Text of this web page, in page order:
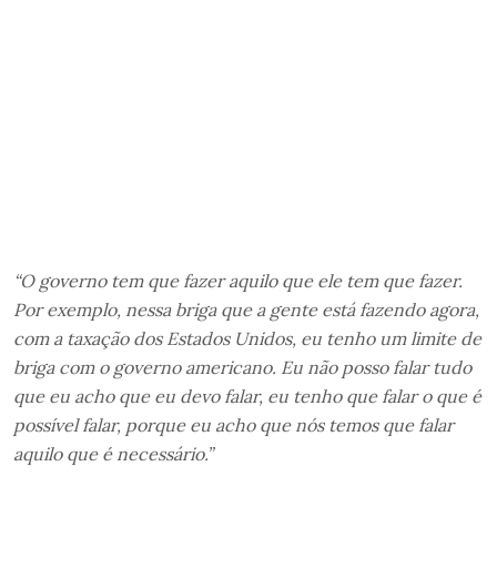
“O governo tem que fazer aquilo que ele tem que fazer.
Por exemplo, nessa briga que a gente está fazendo agora,
com a taxação dos Estados Unidos, eu tenho um limite de
briga com o governo americano. Eu não posso falar tudo
que eu acho que eu devo falar, eu tenho que falar o que é
possível falar, porque eu acho que nós temos que falar
aquilo que é necessário.”